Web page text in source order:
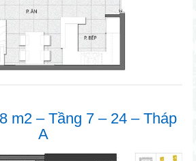
m2 – Tầng 7 – 24 – Tháp
A